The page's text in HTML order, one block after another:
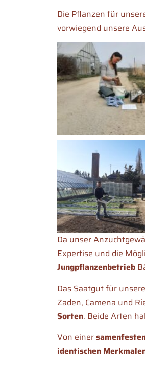
Die Pflanzen für
vorwiegend unsere
Da unser
Expertise und die
Jungpflanzenbetrieb
Das Saatgut für
Zaden, Camena und
Sorten. Beide Arten
Von einer
identischen